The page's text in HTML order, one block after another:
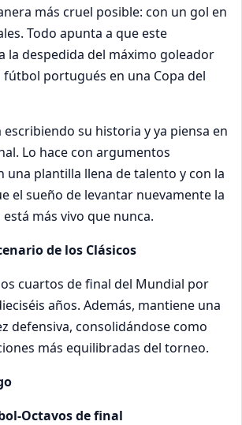
más cruel posible: con un gol en
Todo apunta a que este
la despedida del máximo goleador
portugués en una Copa del
escribiendo su historia y ya piensa en
Lo hace con argumentos
una plantilla llena de talento y con la
el sueño de levantar nuevamente la
más vivo que nunca.
de los Clásicos
cuartos de final del Mundial por
años. Además, mantiene una
defensiva, consolidándose como
más equilibradas del torneo.
Octavos de final